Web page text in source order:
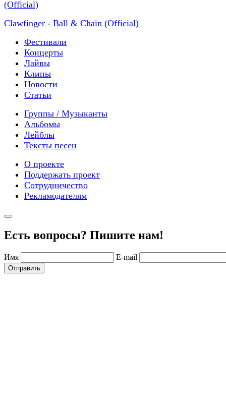
Clawfinger - Ball & Chain (Official)
Фестивали
Концерты
Лайвы
Клипы
Новости
Статьи
Группы / Музыканты
Альбомы
Лейблы
Тексты песен
О проекте
Поддержать проект
Сотрудничество
Рекламодателям
Есть вопросы? Пишите нам!
Имя E-mail